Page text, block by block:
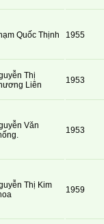
Quốc Thịnh 1955
Thị
Liên
1953
Văn
1953
Thị Kim
1959